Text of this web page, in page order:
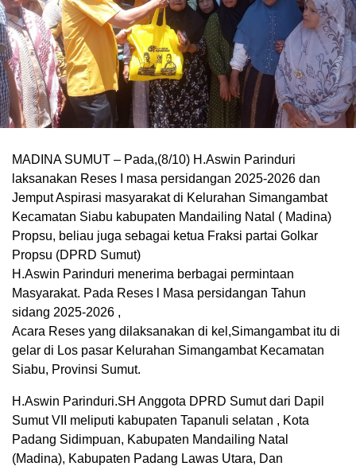
MADINA SUMUT – Pada,(8/10) H.Aswin Parinduri
laksanakan Reses I masa persidangan 2025-2026 dan
Jemput Aspirasi masyarakat di Kelurahan Simangambat
Kecamatan Siabu kabupaten Mandailing Natal ( Madina)
Propsu, beliau juga sebagai ketua Fraksi partai Golkar
Propsu (DPRD Sumut)
H.Aswin Parinduri menerima berbagai permintaan
Masyarakat. Pada Reses l Masa persidangan Tahun
sidang 2025-2026 ,
Acara Reses yang dilaksanakan di kel,Simangambat itu di
gelar di Los pasar Kelurahan Simangambat Kecamatan
Siabu, Provinsi Sumut.
H.Aswin Parinduri.SH Anggota DPRD Sumut dari Dapil
Sumut VII meliputi kabupaten Tapanuli selatan , Kota
Padang Sidimpuan, Kabupaten Mandailing Natal
(Madina), Kabupaten Padang Lawas Utara, Dan